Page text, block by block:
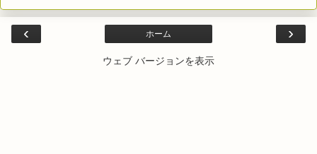
‹ ›
ホーム
ウェブ バージョンを表示